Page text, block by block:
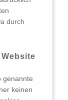
durch
genannte
keinen